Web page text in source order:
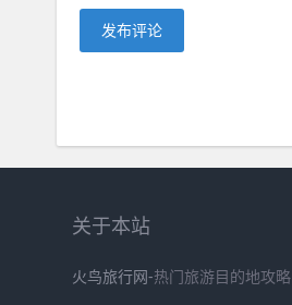
发布评论
关于本站
火鸟旅行网-热门旅游目的地攻略